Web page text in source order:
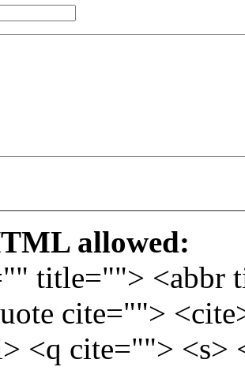
allowed:
title=""> <abbr
cite="">
<q cite=""> <s>